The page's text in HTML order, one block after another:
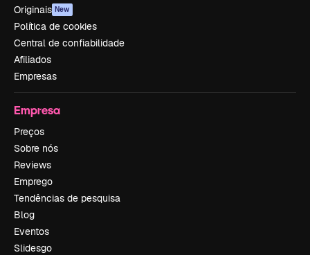
Originais New
Política de cookies
Central de confiabilidade
Afiliados
Empresas
Empresa
Preços
Sobre nós
Reviews
Emprego
Tendências de pesquisa
Blog
Eventos
Slidesgo